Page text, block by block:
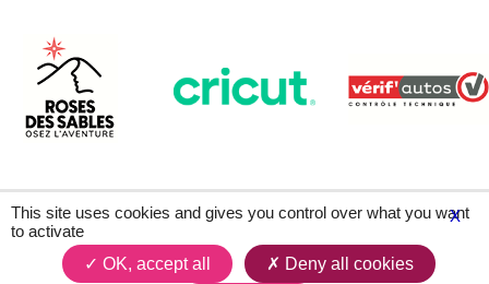
Plan du site Contacts Légal & crédits
X
This site uses cookies and gives you control over what you want
to activate
OK, accept all
Deny all cookies